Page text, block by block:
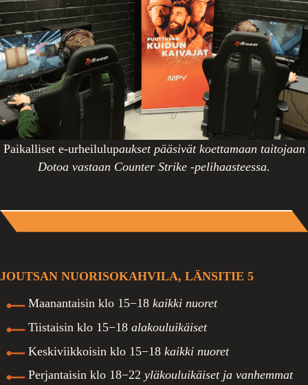
Paikalliset e-urheilulupaukset pääsivät koettamaan taitojaan
Dotoa vastaan Counter Strike -pelihaasteessa.
JOUTSAN NUORISOKAHVILA, LÄNSITIE 5
Maanantaisin klo 15−18 kaikki nuoret
Tiistaisin klo 15−18 alakouluikäiset
Keskiviikkoisin klo 15−18 kaikki nuoret
Perjantaisin klo 18−22 yläkouluikäiset ja vanhemmat